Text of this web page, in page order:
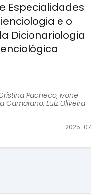
Especialidades
e o
Dicionariologia
Pacheco, Ivone
Camarano, Luiz Oliveira
2025-07